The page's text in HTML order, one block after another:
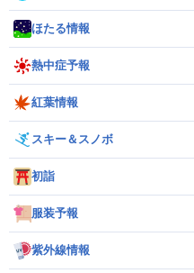
ほたる情報
熱中症予報
紅葉情報
スキー＆スノボ
初詣
服装予報
紫外線情報